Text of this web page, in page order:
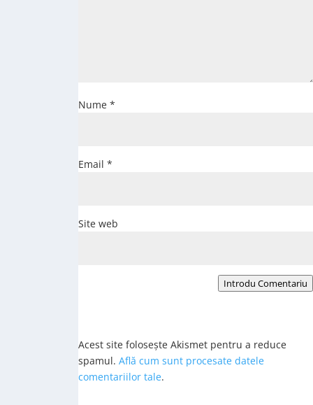
Nume *
Email *
Site web
Introdu Comentariu
Acest site folosește Akismet pentru a reduce
spamul. Află cum sunt procesate datele
comentariilor tale.